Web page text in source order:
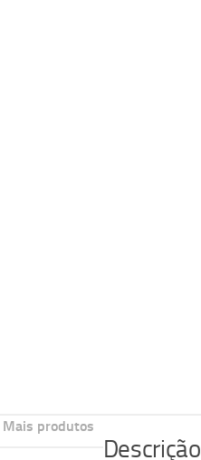
Mais produtos
Descrição